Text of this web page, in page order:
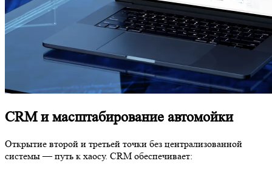
CRM и масштабирование автомойки
Открытие второй и третьей точки без централизованной
системы — путь к хаосу. CRM обеспечивает: